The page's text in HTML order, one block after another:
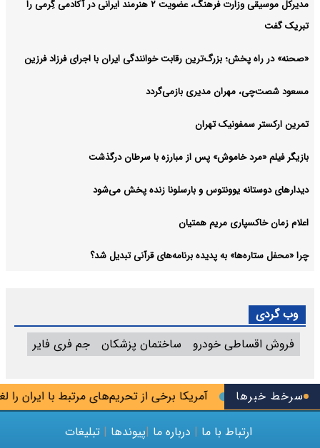
سرخط خبرها آمریکا برخی از تحریم‌های مرتبط با ایران را لغو
مدیرکل موسیقی وزارت فرهنگ، عضویت ۲ هنرمند ایرانی در آکادمی گِرمی را
تبریک گفت
«صحنه» در راه پخش؛ بزرگ‌ترین رقابت خوانندگی ایران با اجرای فرزاد فرزین
مسعود شصت‌چی، مهران مدیری بازمی‌گردد
تمرین ارکستر سمفونیک تهران
بازیگر فیلم «مرد خاموش» پس از مبارزه با سرطان درگذشت
دیدارهای دوستانه یوونتوس و بارسلونا زنده پخش می‌شود
اعلام زمان خاکسپاری مریم همتیان
چرا «محفل ستاره‌ها» به پدیده برنامه‌های قرآنی تبدیل شد؟
وب گردی
فروش اقساطی خودرو
ساختمان پزشکان جم فری فایر
ارتباط با ما | درباره ما |پیوندها | تبلیغات